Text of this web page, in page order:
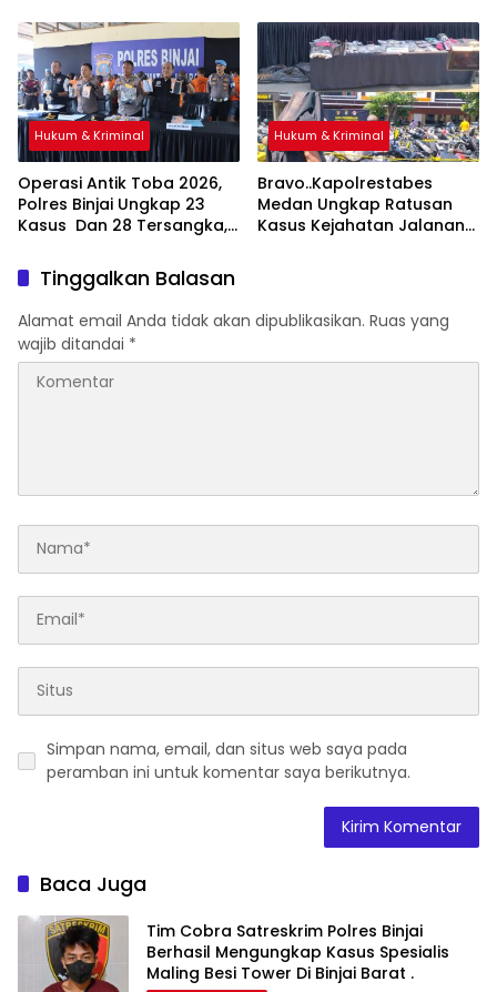
Dalam Kasus Pelepasan
Aset Perkebunan PTPN ll
JPU, Akan Banding
Baru Berhasil Diringkus Tim
Cobra
Hukum & Kriminal
Operasi Antik Toba 2026,
Polres Binjai Ungkap 23
Kasus Dan 28 Tersangka,
Komitmen Perangi
Narkoba Di Wilayah
Hukumnya
Hukum & Kriminal
Bravo..Kapolrestabes
Medan Ungkap Ratusan
Kasus Kejahatan Jalanan
Tinggalkan Balasan
Alamat email Anda tidak akan dipublikasikan. Ruas yang
wajib ditandai *
Simpan nama, email, dan situs web saya pada
peramban ini untuk komentar saya berikutnya.
Baca Juga
Tim Cobra Satreskrim Polres Binjai
Berhasil Mengungkap Kasus Spesialis
Maling Besi Tower Di Binjai Barat .